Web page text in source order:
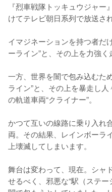
『烈車戦隊トッキュウジャ
けてテレビ朝日系列で放送さ
イマジネーションを持つ者だ
ーライン”と、その上を力強く
一方、世界を闇で包み込むた
ライン”と、その上を暴走し
の軌道車両“クライナー”。
かつて互いの線路に乗り入れ
両。その結果、レインボーラ
上壊滅してしまいます。
舞台は変わって、現在。シャ
せるべく、邪悪な“駅（ステ